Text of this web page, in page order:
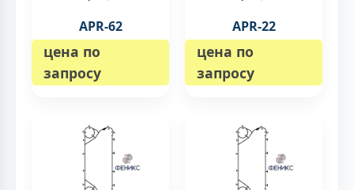
APR-62
цена по
запросу
APR-22
цена по
запросу